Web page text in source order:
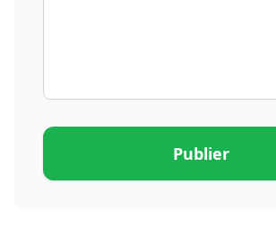
Publier